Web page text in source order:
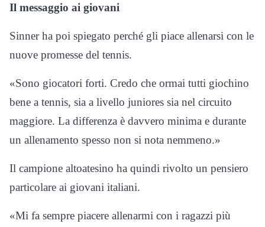
Il messaggio ai giovani
Sinner ha poi spiegato perché gli piace allenarsi con le
nuove promesse del tennis.
«Sono giocatori forti. Credo che ormai tutti giochino
bene a tennis, sia a livello juniores sia nel circuito
maggiore. La differenza è davvero minima e durante
un allenamento spesso non si nota nemmeno.»
Il campione altoatesino ha quindi rivolto un pensiero
particolare ai giovani italiani.
«Mi fa sempre piacere allenarmi con i ragazzi più